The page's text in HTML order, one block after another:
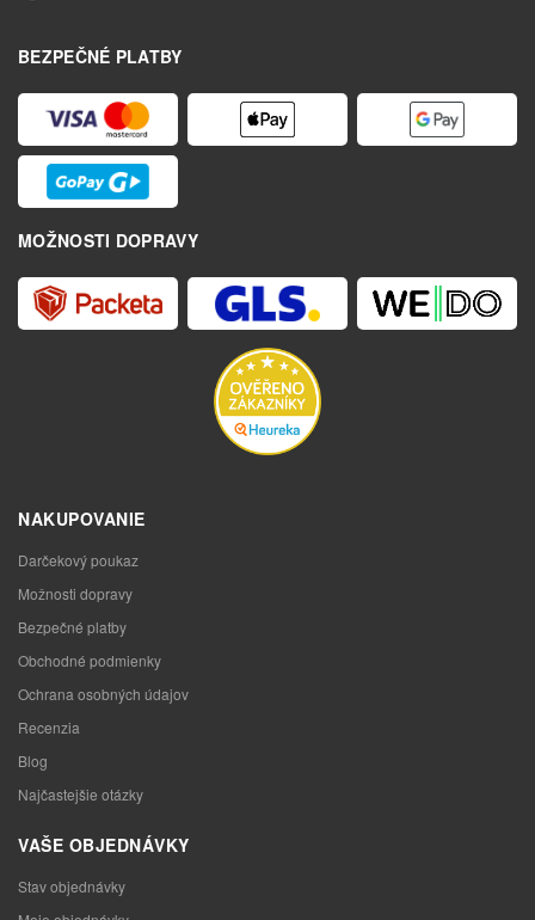
BEZPEČNÉ PLATBY
MOŽNOSTI DOPRAVY
NAKUPOVANIE
Darčekový poukaz
Možnosti dopravy
Bezpečné platby
Obchodné podmienky
Ochrana osobných údajov
Recenzia
Blog
Najčastejšie otázky
VAŠE OBJEDNÁVKY
Stav objednávky